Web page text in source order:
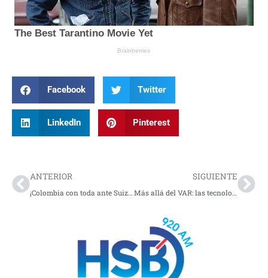
Facebook Twitter
LinkedIn Pinterest
ANTERIOR
¡Colombia con toda ante Suiza!
SIGUIENTE
Más allá del VAR: las tecnologías que marcarán el Mundial 2026